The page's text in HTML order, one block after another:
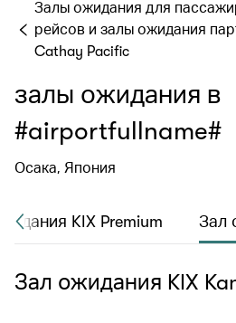
Залы ожидания для
рейсов и залы ожидания
Cathay Pacific
залы ожидания в
#airportfullname#
Осака, Япония
KIX Premium Зал
Зал ожидания KIX